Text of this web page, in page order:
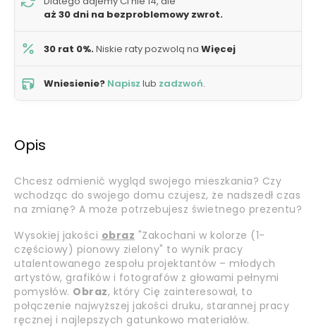
aż 30 dni na bezproblemowy zwrot.
30 rat 0%.Niskie raty pozwolą na Więcej
Wniesienie? Napisz lub zadzwoń.
Opis
Chcesz odmienić wygląd swojego mieszkania? Czy
wchodząc do swojego domu czujesz, że nadszedł czas
na zmianę? A może potrzebujesz świetnego prezentu?
Wysokiej jakości obraz "Zakochani w kolorze (1-
częściowy) pionowy zielony" to wynik pracy
utalentowanego zespołu projektantów – młodych
artystów, grafików i fotografów z głowami pełnymi
pomysłów. Obraz, który Cię zainteresował, to
połączenie najwyższej jakości druku, starannej pracy
ręcznej i najlepszych gatunkowo materiałów.